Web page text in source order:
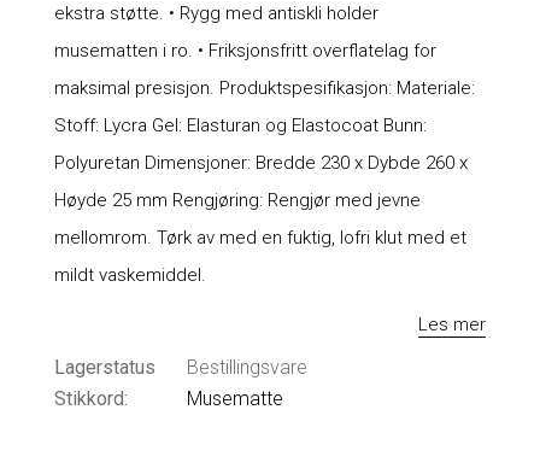
ekstra støtte. • Rygg med antiskli holder
musematten i ro. • Friksjonsfritt overflatelag for
maksimal presisjon. Produktspesifikasjon: Materiale:
Stoff: Lycra Gel: Elasturan og Elastocoat Bunn:
Polyuretan Dimensjoner: Bredde 230 x Dybde 260 x
Høyde 25 mm Rengjøring: Rengjør med jevne
mellomrom. Tørk av med en fuktig, lofri klut med et
mildt vaskemiddel.
Les mer
Lagerstatus
Bestillingsvare
Stikkord:
Musematte